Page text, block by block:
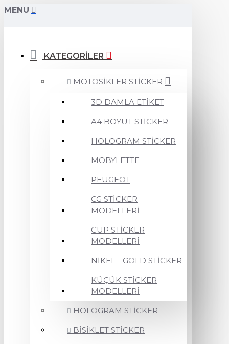
MENU
KATEGORİLER
MOTOSİKLER STİCKER
3D DAMLA ETİKET
A4 BOYUT STİCKER
HOLOGRAM STİCKER
MOBYLETTE
PEUGEOT
CG STİCKER
MODELLERİ
CUP STİCKER
MODELLERİ
NİKEL - GOLD STİCKER
KÜÇÜK STİCKER
MODELLERİ
HOLOGRAM STİCKER
BİSİKLET STİCKER